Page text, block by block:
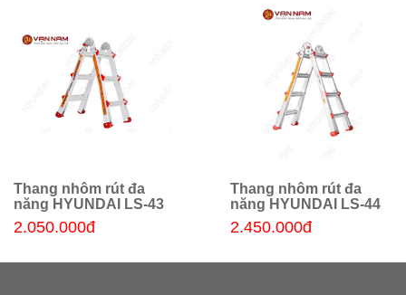
Thêm giỏ hàng
Thang nhôm rút đa
năng HYUNDAI LS-43
2.050.000đ
Thêm giỏ hàng
Thang nhôm rút đa
năng HYUNDAI LS-44
2.450.000đ